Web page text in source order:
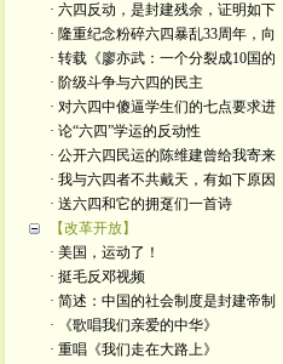
· 六四反动，是封建残余，证明如下
· 隆重纪念粉碎六四暴乱33周年，向
· 转载《廖亦武：一个分裂成10国的
· 阶级斗争与六四的民主
· 对六四中傻逼学生们的七点要求进
· 论“六四”学运的反动性
· 公开六四民运的陈维建曾给我寄来
· 我与六四者不共戴天，有如下原因
· 送六四和它的拥趸们一首诗
【改革开放】
· 美国，运动了！
· 挺毛反邓视频
· 简述：中国的社会制度是封建帝制
· 《歌唱我们亲爱的中华》
· 重唱《我们走在大路上》